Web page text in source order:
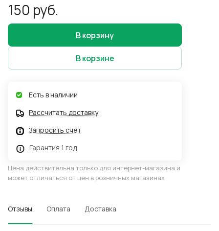
150 руб.
В корзину
В корзине
Есть в наличии
Рассчитать доставку
Запросить счёт
Гарантия 1 год
Цена действительна только для интернет-магазина и
может отличаться от цен в розничных магазинах
Отзывы Оплата Доставка